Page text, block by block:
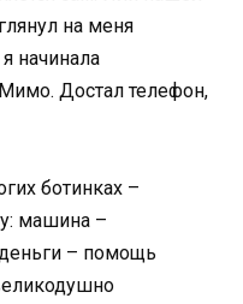
на меня
начинала
Достал телефон,
ботинках –
машина –
– помощь